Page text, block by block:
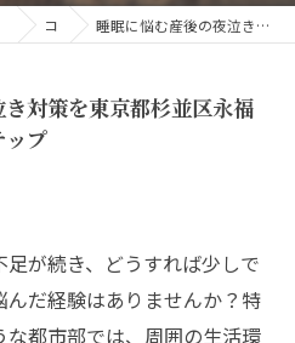
コラム 睡眠に悩む産後の夜泣き対策を東京都杉並区永福で実践する具体的ステップ
対策を東京都杉並区永福
ップ
が続き、どうすれば少しで
だ経験はありませんか？特
都市部では、周囲の生活環